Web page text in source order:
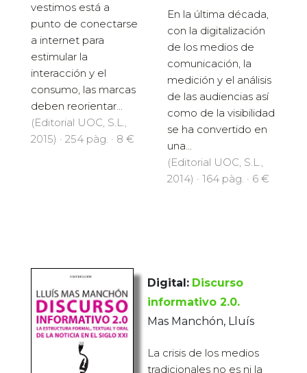
vestimos está a
punto de conectarse
a internet para
estimular la
interacción y el
consumo, las marcas
deben reorientar...
(Editorial UOC, S.L.,
2015) · 254 pàg. · 8 €
En la última década,
con la digitalización
de los medios de
comunicación, la
medición y el análisis
de las audiencias así
como de la visibilidad
se ha convertido en
una...
(Editorial UOC, S.L.,
2014) · 164 pàg. · 6 €
Digital: Discurso
informativo 2.0.
Mas Manchón, Lluís
La crisis de los medios
tradicionales no es ni la